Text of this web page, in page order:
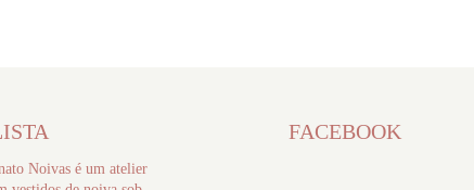
Noivas é um atelier
FACEBOOK